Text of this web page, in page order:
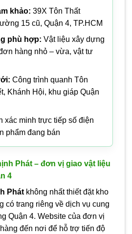
khảo: 39X Tôn Thất
15 cũ, Quận 4, TP.HCM
phù hợp: Vật liệu xây dựng
hàng nhỏ – vừa, vật tư
Công trình quanh Tôn
Khánh Hội, khu giáp Quận
xác minh trực tiếp số điện
phẩm đang bán
Phát – đơn vị giao vật liệu
4
Phát không nhất thiết đặt kho
có trang riêng về dịch vụ cung
Quận 4. Website của đơn vị
đến nơi để hỗ trợ tiến độ